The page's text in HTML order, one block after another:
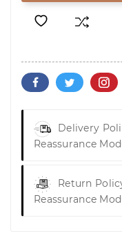
Delivery
Reassurance
Return
Reassurance